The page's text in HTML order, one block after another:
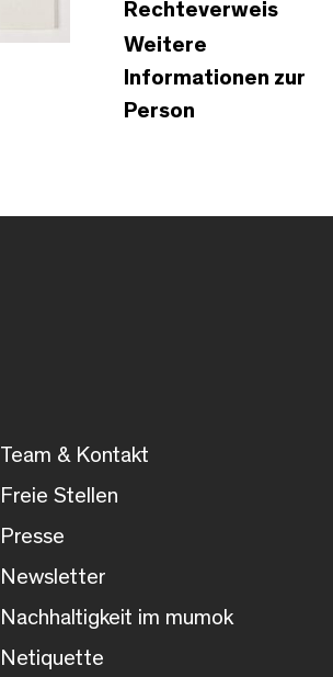
Rechteverweis
Weitere
Informationen zur
Person
Team & Kontakt
Freie Stellen
Presse
Newsletter
Nachhaltigkeit im mumok
Netiquette